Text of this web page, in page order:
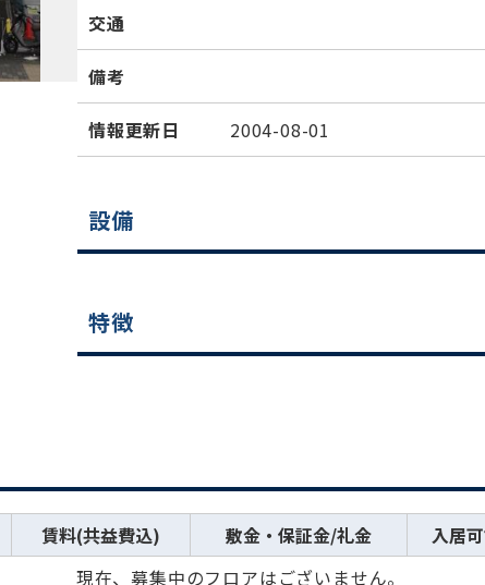
交通
備考
情報更新日 2004-08-01
設備
特徴
賃料(共益費込) 敷金・保証金/礼金
入居
現在、募集中のフロアはございません。